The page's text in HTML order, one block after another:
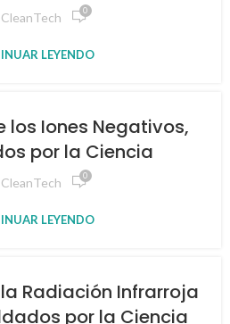
0
LEYENDO
los Iones Negativos,
por la Ciencia
0
LEYENDO
Radiación Infrarroja
por la Ciencia